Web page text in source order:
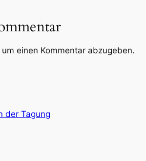
um einen Kommentar abzugeben.
der Tagung